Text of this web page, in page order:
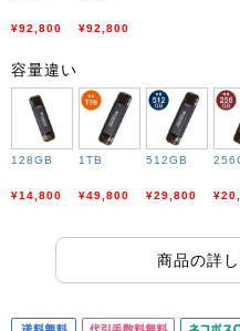
¥92,800 ¥92,800
容量違い
128GB
¥14,800
1TB
¥49,800
512GB
¥29,800
商品の詳